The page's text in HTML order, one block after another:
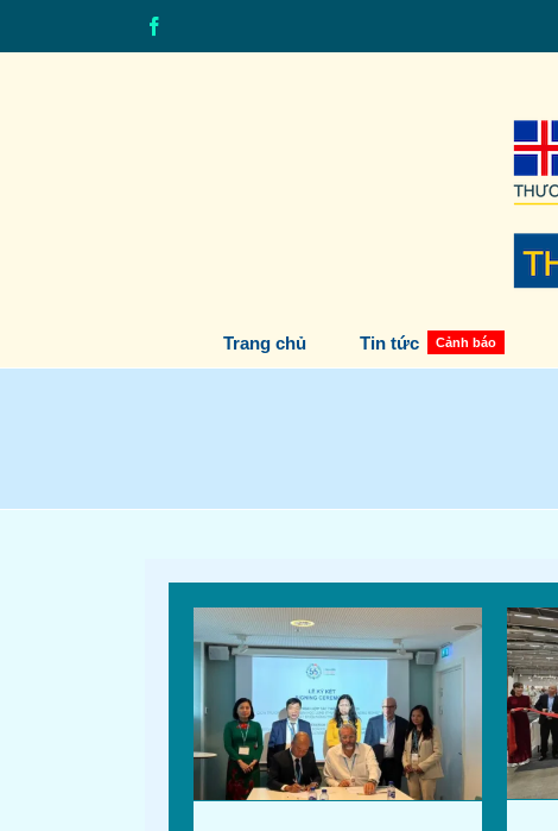
Trang chủ Tin tức Cảnh báo
Hội chợ thủ công mỹ nghệ
Formex Thụy Điển 2024: Mở
rộng thị trường cho sản
phẩm của Hà Nội
Bản tin tháng 8/2024 Tin
thương mại